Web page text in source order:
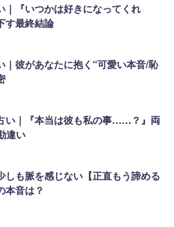
｜『いつかは好きになってくれ
す最終結論
｜彼があなたに抱く“可愛い本音/恥
い｜『本当は彼も私の事……？』両
違い
しも脈を感じない【正直もう諦める
本音は？